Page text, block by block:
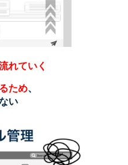
れていく
ため、
い